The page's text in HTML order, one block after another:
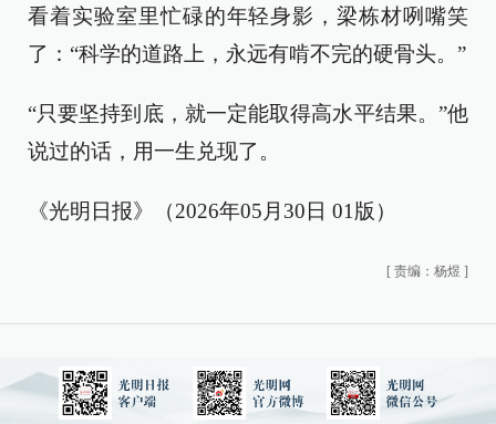
看着实验室里忙碌的年轻身影，梁栋材咧嘴笑
了：“科学的道路上，永远有啃不完的硬骨头。”
“只要坚持到底，就一定能取得高水平结果。”他
说过的话，用一生兑现了。
《光明日报》（2026年05月30日 01版）
[ 责编：杨煜 ]